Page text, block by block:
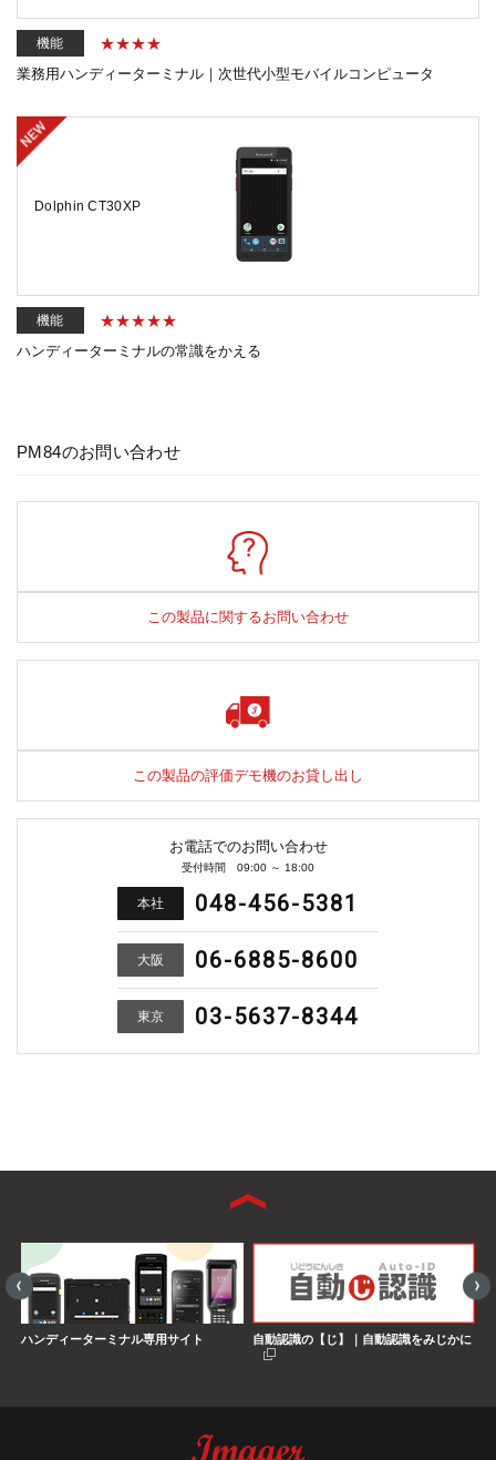
機能
業務用ハンディーターミナル｜次世代小型モバイルコンピュータ
Dolphin CT30XP
機能
ハンディーターミナルの常識をかえる
PM84のお問い合わせ
この製品に関するお問い合わせ
この製品の評価デモ機のお貸し出し
お電話でのお問い合わせ
受付時間 09:00 ～ 18:00
本社 048-456-5381
大阪 06-6885-8600
東京 03-5637-8344
ハンディーターミナル専用サイト 自動認識の【じ】｜自動認識をみじかに